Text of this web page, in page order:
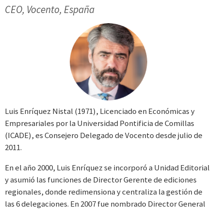
CEO, Vocento, España
Luis Enríquez Nistal (1971), Licenciado en Económicas y
Empresariales por la Universidad Pontificia de Comillas
(ICADE), es Consejero Delegado de Vocento desde julio de
2011.
En el año 2000, Luis Enríquez se incorporó a Unidad Editorial
y asumió las funciones de Director Gerente de ediciones
regionales, donde redimensiona y centraliza la gestión de
las 6 delegaciones. En 2007 fue nombrado Director General